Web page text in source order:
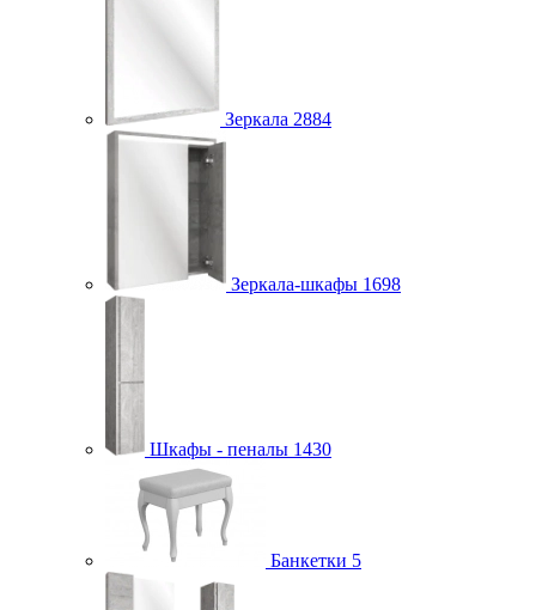
Зеркала 2884
Зеркала-шкафы 1698
Шкафы - пеналы 1430
Банкетки 5